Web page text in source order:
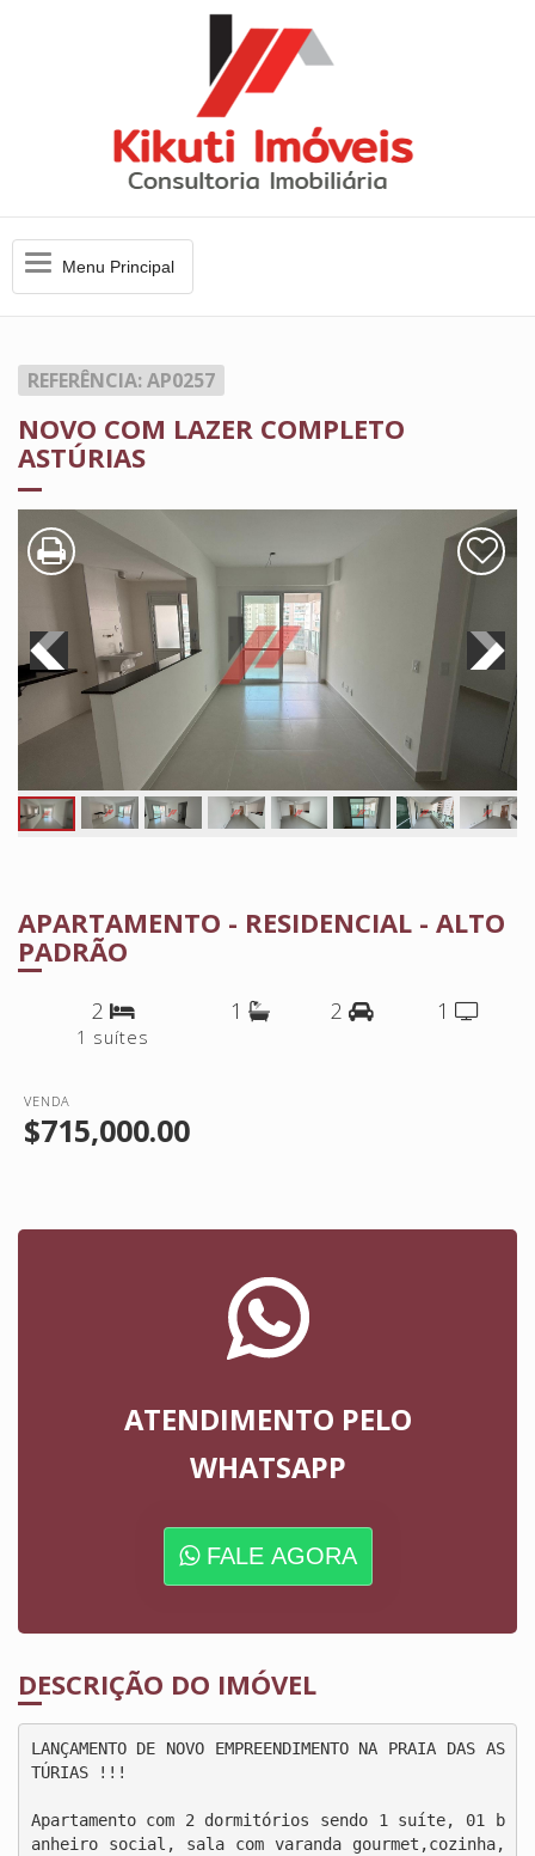
MenuMenu Principal
REFERÊNCIA: AP0257
NOVO COM LAZER COMPLETO
ASTÚRIAS
APARTAMENTO - RESIDENCIAL - ALTO
PADRÃO
2
1 suítes
1 2 1
VENDA
$715,000.00
ATENDIMENTO PELO
WHATSAPP
FALE AGORA
DESCRIÇÃO DO IMÓVEL
LANÇAMENTO DE NOVO EMPREENDIMENTO NA PRAIA DAS AS
TÚRIAS !!!
Apartamento com 2 dormitórios sendo 1 suíte, 01 b
anheiro social, sala com varanda gourmet,cozinha,